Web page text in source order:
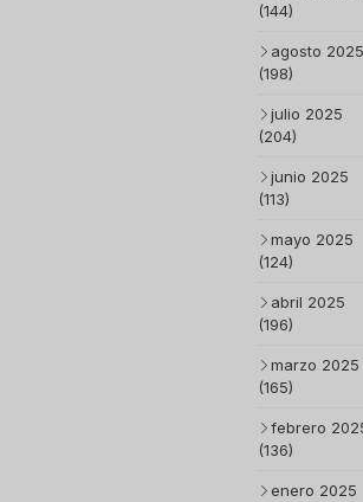
(144)
agosto 2025
(198)
julio 2025
(204)
junio 2025
(113)
mayo 2025
(124)
abril 2025
(196)
marzo 2025
(165)
febrero
(136)
enero 2025